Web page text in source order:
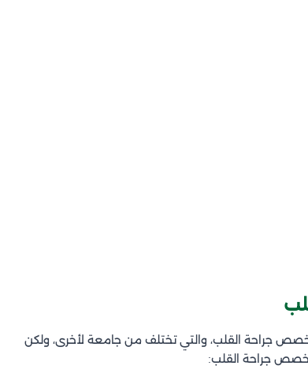
جراحة القلب، والتي تختلف من جامعة لأخرى، ولكن
جراحة القلب: